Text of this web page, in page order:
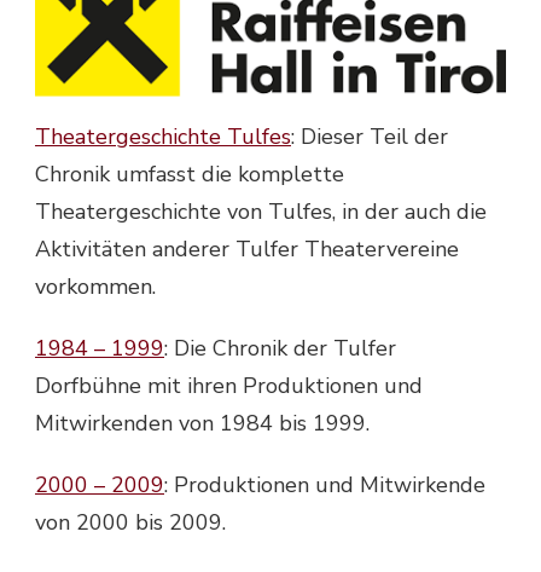
Theatergeschichte Tulfes: Dieser Teil der
Chronik umfasst die komplette
Theatergeschichte von Tulfes, in der auch die
Aktivitäten anderer Tulfer Theatervereine
vorkommen.
1984 – 1999: Die Chronik der Tulfer
Dorfbühne mit ihren Produktionen und
Mitwirkenden von 1984 bis 1999.
2000 – 2009: Produktionen und Mitwirkende
von 2000 bis 2009.